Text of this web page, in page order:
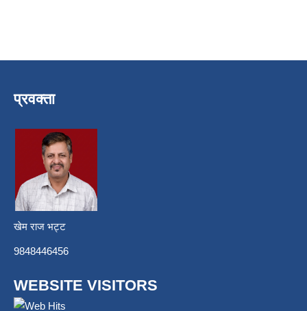
प्रवक्ता
खेम राज भट्ट
9848446456
WEBSITE VISITORS